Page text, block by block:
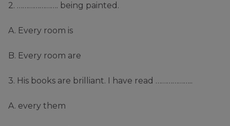
2. …………………. being painted.
A. Every room is
B. Every room are
3. His books are brilliant. I have read ………………..
A. every them